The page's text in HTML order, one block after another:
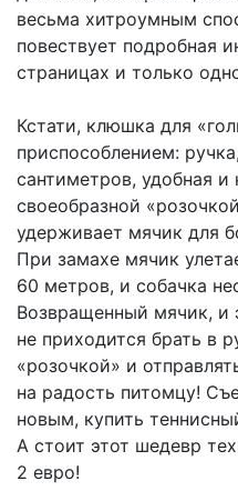
весьма хитроумным
повествует подробная
страницах и только
Кстати, клюшка для
приспособлением:
сантиметров, удобная и
своеобразной
удерживает мячик для
При замахе мячик
60 метров, и собачка
Возвращенный мячик, и
не приходится брать в
«розочкой» и
на радость питомцу!
новым, купить
А стоит этот шедевр
2 евро!